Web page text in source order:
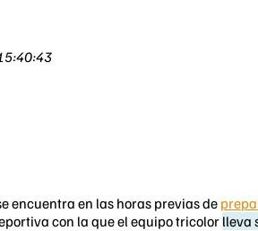
encuentra en las horas previas de
con la que el equipo tricolor lleva